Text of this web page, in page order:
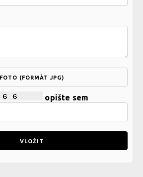
FOTO (FORMÁT JPG)
opište sem